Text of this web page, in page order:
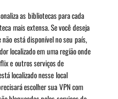
as bibliotecas para cada
mais extensa. Se você deseja
está disponível no seu país,
localizado em uma região onde
e outros serviços de
localizado nesse local
escolher sua VPN com